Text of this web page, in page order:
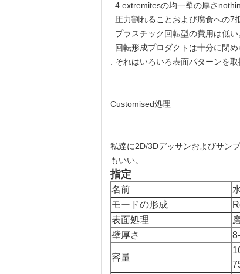
. 4 extremitesの均一壁の厚さ
. 圧力割れることおよび腐食への7
. プラスチック回転型の費用は低い
. 回転形成プロダクトは十分に閉
. それはいろいろ表面パターンを
Customised処理
私達に2D/3Dデッサンおよびサン
もいい。
指定
名前
モードの形成
表面処理
壁厚さ
容量